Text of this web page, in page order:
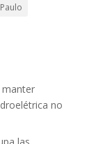
manter
no
las